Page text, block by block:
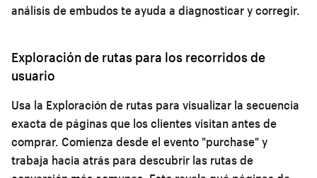
análisis de embudos te ayuda a diagnosticar y corregir.
Exploración de rutas para los recorridos de
usuario
Usa la Exploración de rutas para visualizar la secuencia
exacta de páginas que los clientes visitan antes de
comprar. Comienza desde el evento "purchase" y
trabaja hacia atrás para descubrir las rutas de